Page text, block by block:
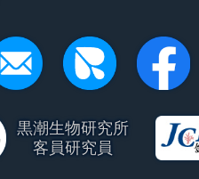
黒潮生物研究所
客員研究員